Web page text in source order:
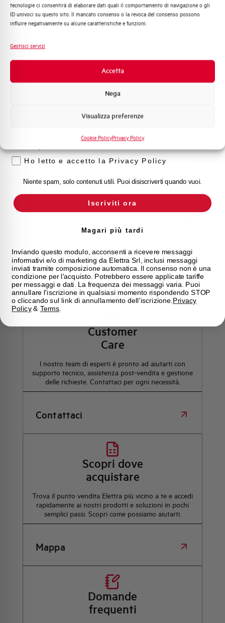
tecnologie ci consentirà di elaborare dati quali il comportamento di navigazione o gli
ID univoci su questo sito. Il mancato consenso o la revoca del consenso possono
influire negativamente su alcune caratteristiche e funzioni.
Gestisci servizi
Accetta
Nega
Visualizza preferenze
Cookie PolicyPrivacy Policy
Adatto al sezionamento
secondo EN 60947-2
SI
Temperatura di riferimento (°C)
Montaggio qualsiasi (tranne sottosopra)
Stato Fuori produzione
Hai bisogno di supporto?
Customer
Care
l nostro team di esperti è pronto ad aiutarti con
supporto tecnico, assistenza post-vendita e gestione
delle richieste. Contattaci per ogni necessità.
Contattaci
Scopri dove
acquistare
Trova il punto vendita Elettra più vicino a te e accedi
rapidamente ai nostri prodotti e soluzioni in pochi
semplici passi. Scopri come possiamo aiutarti.
Mappa
Domande
frequenti
Distribuzione di Energia
Automazione Industriale
Sistema Quadri
Promozioni e offerte
Formazione tecnica
Voglio ricevere aggiornamenti, novità di
Ho letto e accetto la Privacy Policy
Niente spam, solo contenuti utili. Puoi disiscriverti quando vuoi.
Iscriviti ora
Magari più tardi
Inviando questo modulo, acconsenti a ricevere messaggi
informativi e/o di marketing da Elettra Srl, inclusi messaggi
inviati tramite composizione automatica. Il consenso non è una
condizione per l'acquisto. Potrebbero essere applicate tariffe
per messaggi e dati. La frequenza dei messaggi varia. Puoi
annullare l'iscrizione in qualsiasi momento rispondendo STOP
o cliccando sul link di annullamento dell'iscrizione. Privacy
Policy& Terms